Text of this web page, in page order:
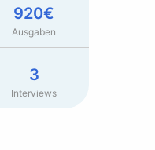
920€
Ausgaben
3
Interviews